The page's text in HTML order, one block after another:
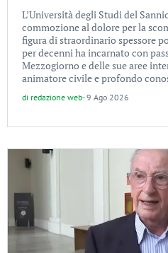
L’Università degli Studi del
commozione al dolore per la
figura di straordinario spessore
per decenni ha incarnato con
Mezzogiorno e delle sue aree
animatore civile e profondo
di redazione web-9 Ago 2026